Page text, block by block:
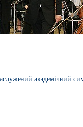
академічний